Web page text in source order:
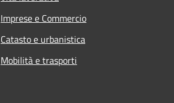
Imprese e Commercio
Catasto e urbanistica
Mobilità e trasporti